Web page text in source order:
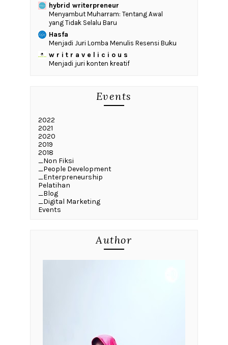
hybrid writerpreneur
Menyambut Muharram: Tentang Awal
yang Tidak Selalu Baru
Hasfa
Menjadi Juri Lomba Menulis Resensi Buku
w r i t r a v e l i c i o u s
Menjadi juri konten kreatif
Events
2022
2021
2020
2019
2018
_Non Fiksi
_People Development
_Enterpreneurship
Pelatihan
_Blog
_Digital Marketing
Events
Author